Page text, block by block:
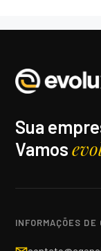
Sua
Vamos
INFORMAÇÕES DE